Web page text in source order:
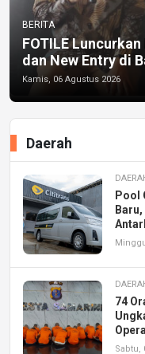
BERITA
FOTILE
dan New Entry di
Kamis, 06 Agustus 2026
Daerah
Pool
74
Sabtu,